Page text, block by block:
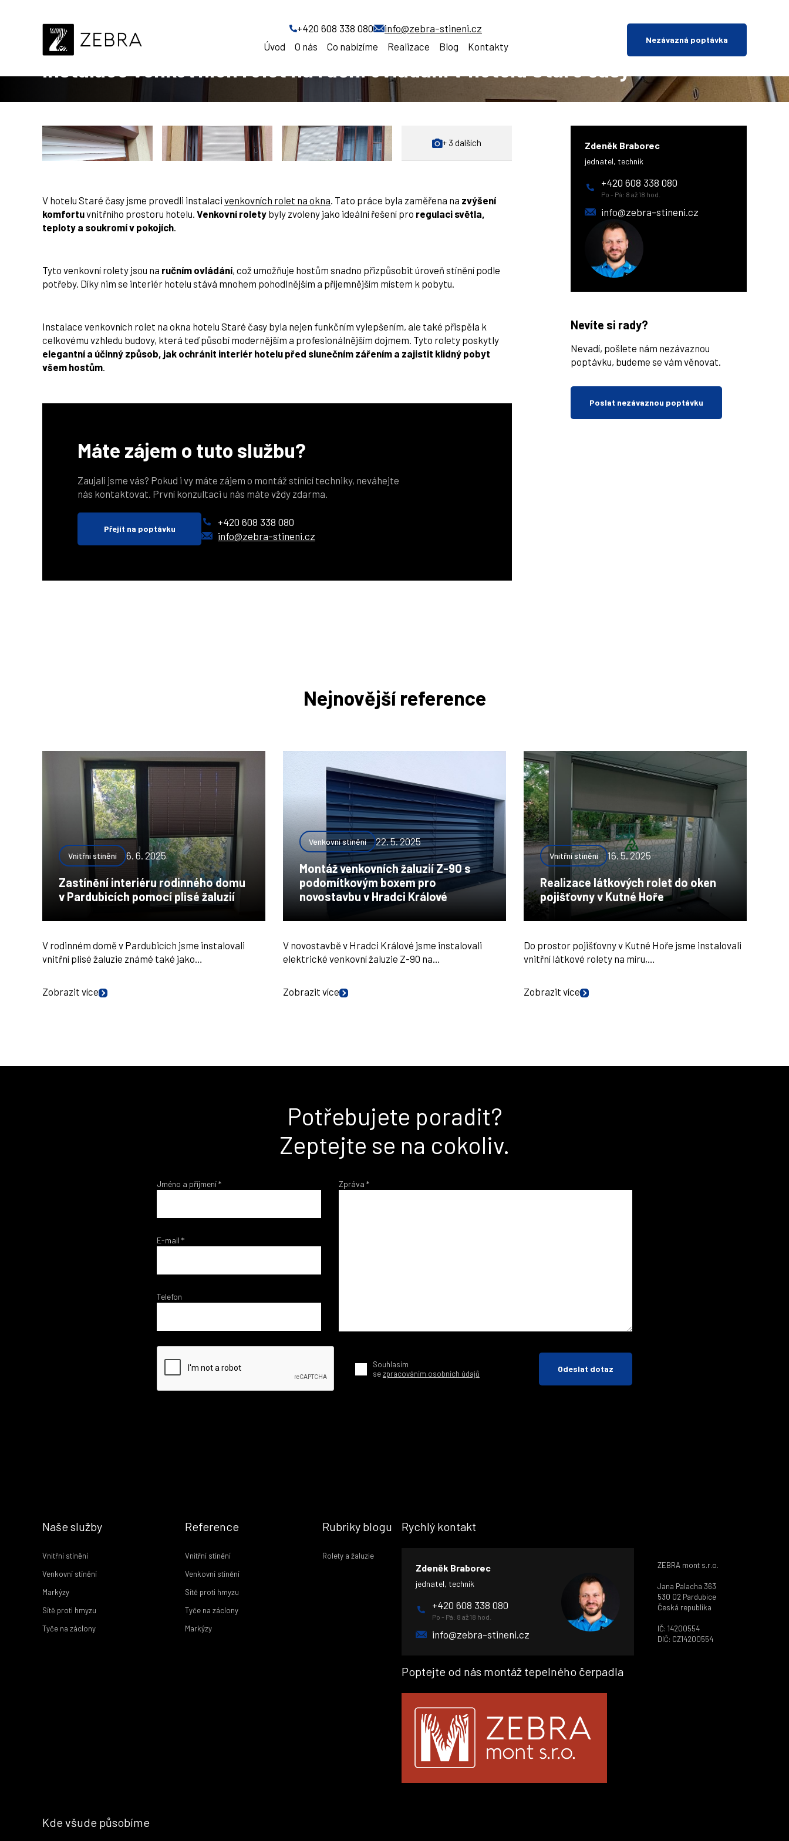
+420 608 338 080 info@zebra-stineni.cz
Úvod O nás Co nabízíme Realizace Blog Kontakty
Nezávazná poptávka
ÚvodRealizace Instalace venkovních rolet na ruční ovládání v hotelu Staré časy
+ 3 dalších
V hotelu Staré časy jsme provedli instalaci venkovních rolet na okna. Tato práce byla zaměřena na zvýšení
komfortuvnitřního prostoru hotelu. Venkovní rolety byly zvoleny jako ideální řešení pro regulaci světla,
teploty a soukromí v pokojích.
Tyto venkovní rolety jsou na ručním ovládání, což umožňuje hostům snadno přizpůsobit úroveň stínění podle
potřeby. Díky nim se interiér hotelu stává mnohem pohodlnějším a příjemnějším místem k pobytu.
Instalace venkovních rolet na okna hotelu Staré časy byla nejen funkčním vylepšením, ale také přispěla k
celkovému vzhledu budovy, která teď působí modernějším a profesionálnějším dojmem. Tyto rolety poskytly
elegantní a účinný způsob, jak ochránit interiér hotelu před slunečním zářením a zajistit klidný pobyt
všem hostům.
Máte zájem o tuto službu?
Zaujali jsme vás? Pokud i vy máte zájem o montáž stínící techniky, neváhejte
nás kontaktovat. První konzultaci u nás máte vždy zdarma.
Přejít na poptávku
+420 608 338 080
info@zebra-stineni.cz
Zdeněk Braborec
jednatel, technik
+420 608 338 080
Po - Pá: 8 až 18 hod.
info@zebra-stineni.cz
Nevíte si rady?
Nevadí, pošlete nám nezávaznou
poptávku, budeme se vám věnovat.
Poslat nezávaznou poptávku
Nejnovější reference
Vnitřní stínění 6. 6. 2025
Zastínění interiéru rodinného domu
v Pardubicích pomocí plisé žaluzií
V rodinném domě v Pardubicích jsme instalovali
vnitřní plisé žaluzie známé také jako…
Zobrazit více
Venkovní stínění 22. 5. 2025
Montáž venkovních žaluzií Z-90 s
podomítkovým boxem pro
novostavbu v Hradci Králové
V novostavbě v Hradci Králové jsme instalovali
elektrické venkovní žaluzie Z-90 na…
Zobrazit více
Vnitřní stínění 16. 5. 2025
Realizace látkových rolet do oken
pojišťovny v Kutné Hoře
Do prostor pojišťovny v Kutné Hoře jsme instalovali
vnitřní látkové rolety na míru,…
Zobrazit více
Potřebujete poradit?
Zeptejte se na cokoliv.
Jméno a příjmení*
E-mail *
Telefon
Zpráva *
Souhlasím
sezpracováním osobních údajů Odeslat dotaz
Naše služby
Vnitřní stínění
Venkovní stínění
Markýzy
Sítě proti hmyzu
Tyče na záclony
Reference
Vnitřní stínění
Venkovní stínění
Sítě proti hmyzu
Tyče na záclony
Markýzy
Rubriky blogu
Rolety a žaluzie
Rychlý kontakt
Zdeněk Braborec
jednatel, technik
+420 608 338 080
Po - Pá: 8 až 18 hod.
info@zebra-stineni.cz
ZEBRA mont s.r.o.
Jana Palacha 363
530 02 Pardubice
Česká republika
IČ: 14200554
DIČ: CZ14200554
Poptejte od nás montáž tepelného čerpadla
Kde všude působíme